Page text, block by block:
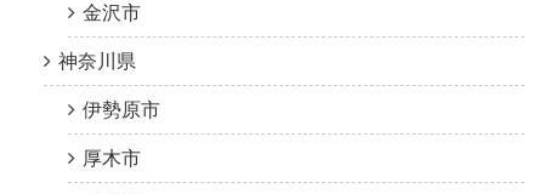
金沢市
神奈川県
伊勢原市
厚木市